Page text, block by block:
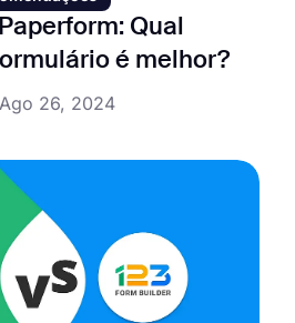
Qual
é melhor?
Ago 26, 2024